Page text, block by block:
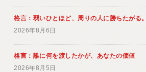
格言：弱いひとほど、周りの人に勝ちたがる。
2026年8月6日
格言：誰に何を渡したかが、あなたの価値
2026年8月5日